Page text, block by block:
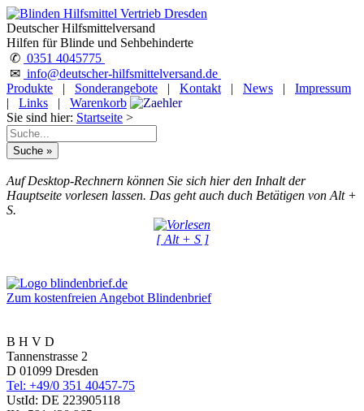
Deutscher Hilfsmittelversand
Hilfen für Blinde und Sehbehinderte
✆ 0351 4045775
✉ info@deutscher-hilfsmittelversand.de
Produkte
| Sonderangebote | Kontakt | News |
Impressum
|
Links |
Warenkorb
Sie sind hier: Startseite >
Auf Desktop-Rechnern können Sie sich hier den Inhalt der
Hauptseite vorlesen lassen. Das geht auch duch Betätigen von Alt +
S.
[ Alt + S ]
Zum kostenfreien Angebot Blindenbrief
B H V D
Tannenstrasse 2
D 01099 Dresden
Tel: +49/0 351 40457-75
UstId: DE 223905118